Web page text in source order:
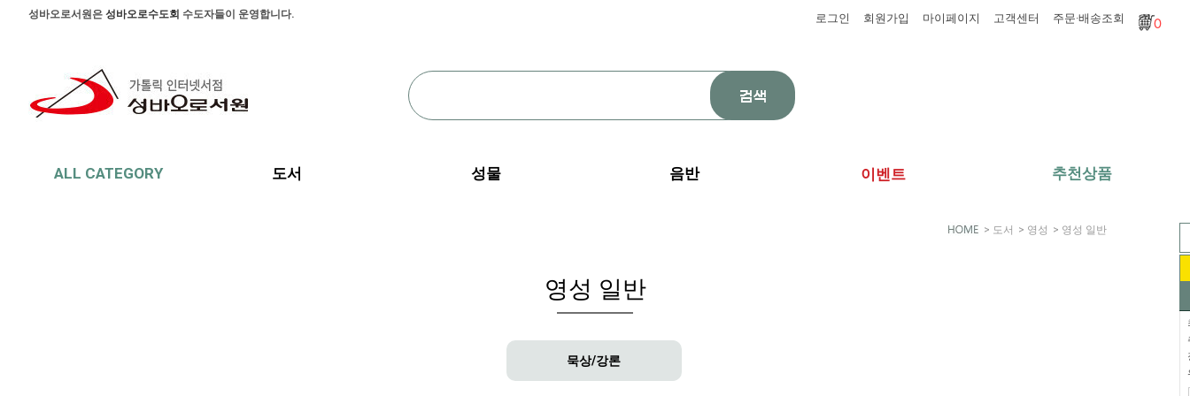
본문 바로가기
주메뉴 바로가기
사이드메뉴 바로가기
성바오로서원은 성바오로수도회 수도자들이 운영합니다. 로그인 회원가입 마이페이지 고객센터 주문·배송조회 0
ALL CATEGORY 도서 성물 음반 이벤트 추천상품
> 도서 > 영성 > 영성 일반
영성 일반
묵상/강론